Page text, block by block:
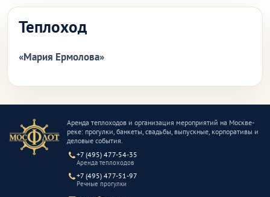
Теплоход
«Мария Ермолова»
Аренда теплоходов и организация мероприятий на Москве-
реке: прогулки, банкеты, свадьбы, выпускные, корпоративы и
деловые события.
+7 (495) 477-54-35
Аренда теплоходов
+7 (495) 477-51-97
Речные прогулки